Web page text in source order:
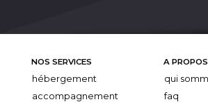
NOS SERVICES
hébergement
accompagnement
A PROPOS
qui
faq